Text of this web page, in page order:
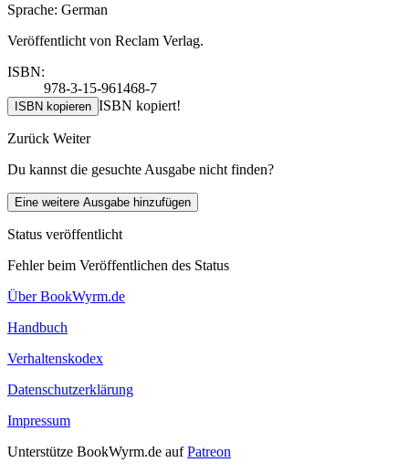
Sprache: German
Veröffentlicht von Reclam Verlag.
ISBN:
978-3-15-961468-7
ISBN kopieren ISBN kopiert!
Zurück Weiter
Du kannst die gesuchte Ausgabe nicht finden?
Eine weitere Ausgabe hinzufügen
Status veröffentlicht
Fehler beim Veröffentlichen des Status
Über BookWyrm.de
Handbuch
Verhaltenskodex
Datenschutzerklärung
Impressum
Unterstütze BookWyrm.de aufPatreon